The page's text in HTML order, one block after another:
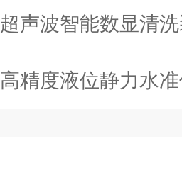
超声波智能数显清
高精度液位静力水